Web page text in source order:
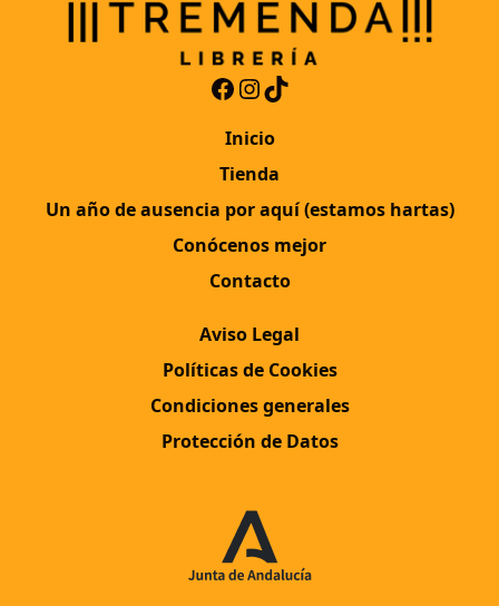
Facebook
Instagram
TikTok
Inicio
Tienda
Un año de ausencia por aquí (estamos hartas)
Conócenos mejor
Contacto
Aviso Legal
Políticas de Cookies
Condiciones generales
Protección de Datos